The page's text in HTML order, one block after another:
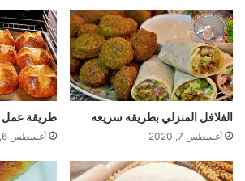
الفلافل المنزلي بطريقه سريعه
أغسطس 7, 2020
طريقة
أغسطس 6, 2021